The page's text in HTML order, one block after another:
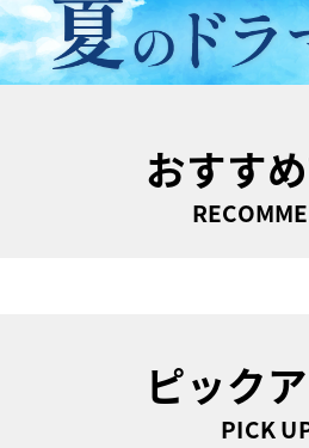
おすす
ピック
PICK